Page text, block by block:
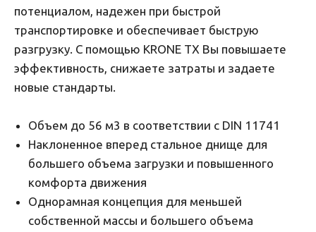
потенциалом, надежен при быстрой
транспортировке и обеспечивает быструю
разгрузку. С помощью KRONE TX Вы повышаете
эффективность, снижаете затраты и задаете
новые стандарты.
Объем до 56 м3 в соответствии с DIN 11741
Наклоненное вперед стальное днище для
большего объема загрузки и повышенного
комфорта движения
Однорамная концепция для меньшей
собственной массы и большего объема